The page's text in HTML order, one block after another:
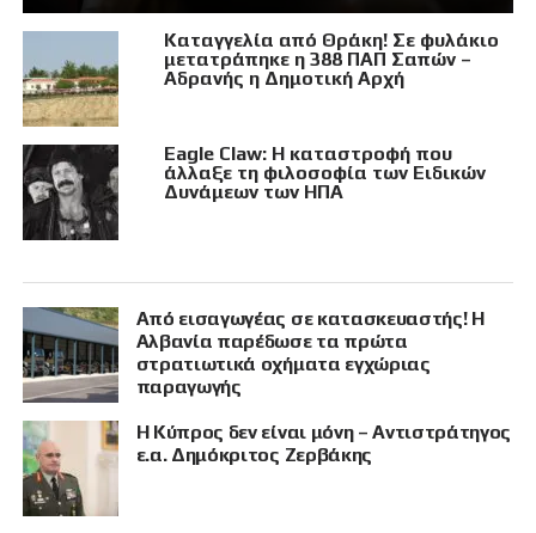
Καταγγελία από Θράκη! Σε φυλάκιο
μετατράπηκε η 388 ΠΑΠ Σαπών –
Αδρανής η Δημοτική Αρχή
Eagle Claw: Η καταστροφή που
άλλαξε τη φιλοσοφία των Ειδικών
Δυνάμεων των ΗΠΑ
Από εισαγωγέας σε κατασκευαστής! Η
Αλβανία παρέδωσε τα πρώτα
στρατιωτικά οχήματα εγχώριας
παραγωγής
Η Κύπρος δεν είναι μόνη – Αντιστράτηγος
ε.α. Δημόκριτος Ζερβάκης